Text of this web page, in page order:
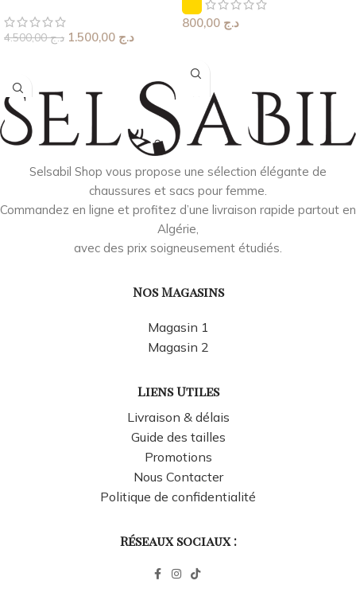
د.ج4.500,00 د.ج
د.ج
Selsabil Shop vous propose une sélection élégante de
chaussures et sacs pour femme.
Commandez en ligne et profitez d’une livraison rapide partout en
Algérie,
avec des prix soigneusement étudiés.
Nos Magasins
Magasin 1
Magasin 2
Liens Utiles
Livraison & délais
Guide des tailles
Promotions
Nous Contacter
Politique de confidentialité
Réseaux sociaux :